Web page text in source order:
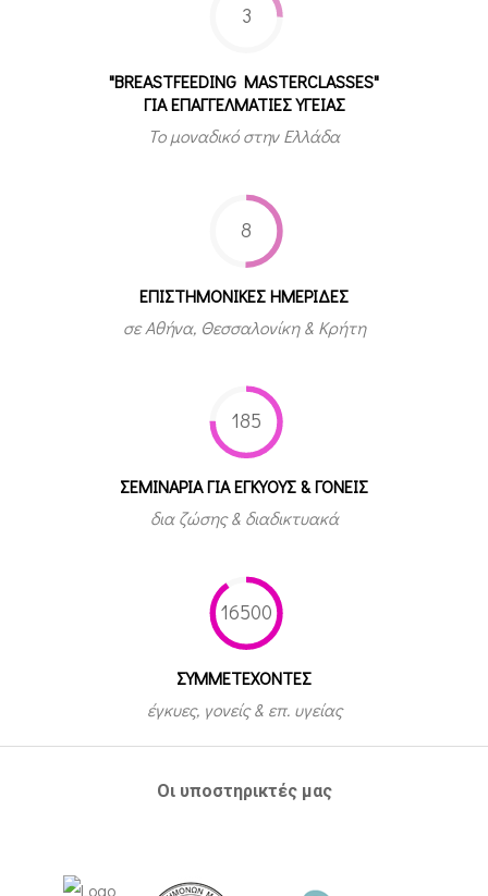
3
"BREASTFEEDING MASTERCLASSES"
ΓΙΑ ΕΠΑΓΓΕΛΜΑΤΙΕΣ ΥΓΕΙΑΣ
Το μοναδικό στην Ελλάδα
8
ΕΠΙΣΤΗΜΟΝΙΚΕΣ ΗΜΕΡΙΔΕΣ
σε Αθήνα, Θεσσαλονίκη & Κρήτη
185
ΣΕΜΙΝΑΡΙΑ ΓΙΑ ΕΓΚΥΟΥΣ & ΓΟΝΕΙΣ
δια ζώσης & διαδικτυακά
16500
ΣΥΜΜΕΤEΧΟΝΤΕΣ
έγκυες, γονείς & επ. υγείας
Οι υποστηρικτές μας